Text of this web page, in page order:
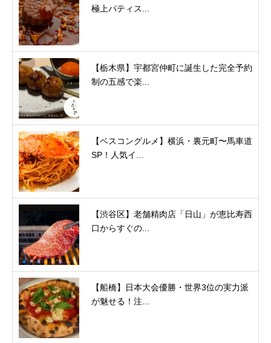
極上パティス...
【栃木県】宇都宮仲町に誕生した完全予約
制の五感で楽...
【ベスコングルメ】横浜・裏元町〜馬車道
SP！人気イ...
【渋谷区】老舗精肉店「日山」が恵比寿西
口からすぐの...
【船橋】日本大会優勝・世界3位の実力派
が魅せる！注...